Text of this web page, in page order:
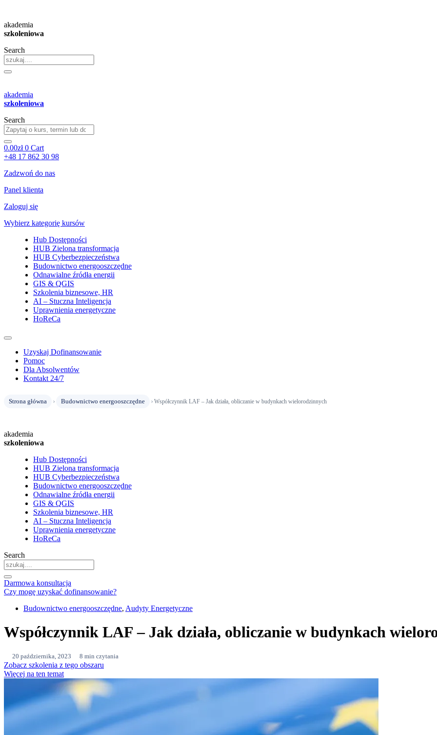
treści
akademia
szkoleniowa
Search
akademia
szkoleniowa
Search
0.00zł 0 Cart
+48 17 862 30 98
Zadzwoń do nas
Panel klienta
Zaloguj się
Wybierz kategorię kursów
Hub Dostępności
HUB Zielona transformacja
HUB Cyberbezpieczeństwa
Budownictwo energooszczędne
Odnawialne źródła energii
GIS & QGIS
Szkolenia biznesowe, HR
AI – Stuczna Inteligencja
Uprawnienia energetyczne
HoReCa
Uzyskaj Dofinansowanie
Pomoc
Dla Absolwentów
Kontakt 24/7
Strona główna › Budownictwo energooszczędne › Współczynnik LAF – Jak działa, obliczanie w budynkach wielorodzinnych
akademia
szkoleniowa
Hub Dostępności
HUB Zielona transformacja
HUB Cyberbezpieczeństwa
Budownictwo energooszczędne
Odnawialne źródła energii
GIS & QGIS
Szkolenia biznesowe, HR
AI – Stuczna Inteligencja
Uprawnienia energetyczne
HoReCa
Search
Darmowa konsultacja
Czy mogę uzyskać dofinansowanie?
Budownictwo energooszczędne, Audyty Energetyczne
Współczynnik LAF – Jak działa, obliczanie w budynkach
20 października, 2023 8 min czytania
Zobacz szkolenia z tego obszaru
Więcej na ten temat